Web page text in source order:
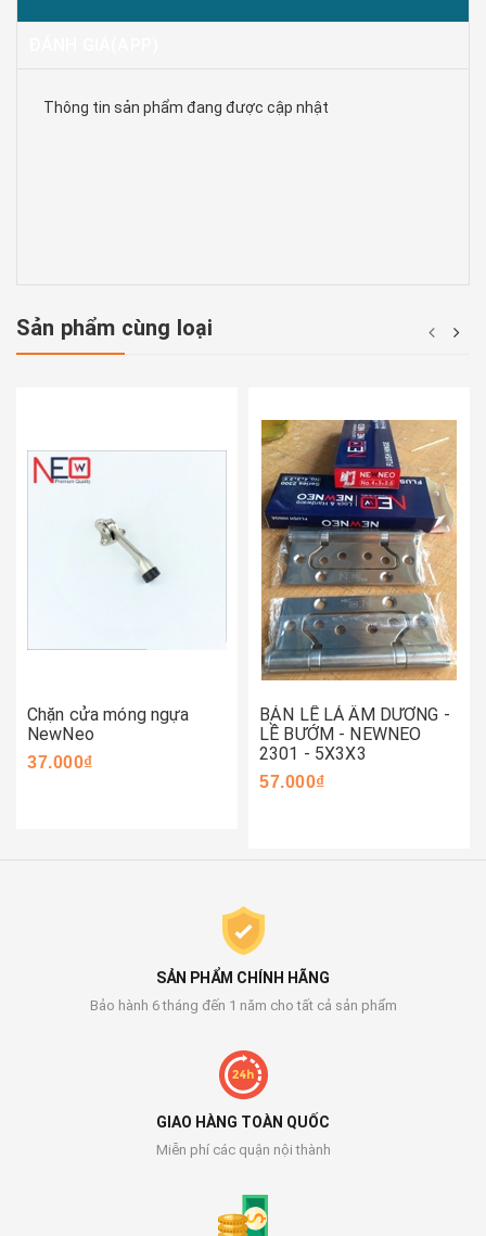
Thông tin sản phẩm đang được cập nhật
Sản phẩm cùng loại
Chặn cửa móng ngựa
NewNeo
37.000₫
BẢN LỀ LÁ ÂM DƯƠNG -
LỀ BƯỚM - NEWNEO
2301 - 5X3X3
57.000₫
SẢN PHẨM CHÍNH HÃNG
Bảo hành 6 tháng đến 1 năm cho tất cả sản phẩm
GIAO HÀNG TOÀN QUỐC
Miễn phí các quận nội thành